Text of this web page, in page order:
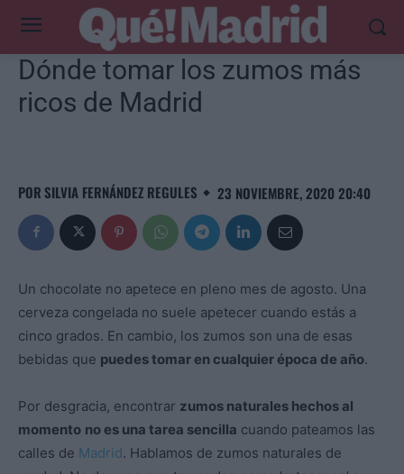
Dónde tomar los zumos más
ricos de Madrid
POR SILVIA FERNÁNDEZ REGULES 23 NOVIEMBRE, 2020 20:40
Un chocolate no apetece en pleno mes de agosto. Una
cerveza congelada no suele apetecer cuando estás a
cinco grados. En cambio, los zumos son una de esas
bebidas que puedes tomar en cualquier época de año.
Por desgracia, encontrar zumos naturales hechos al
momento no es una tarea sencilla cuando pateamos las
calles de Madrid. Hablamos de zumos naturales de